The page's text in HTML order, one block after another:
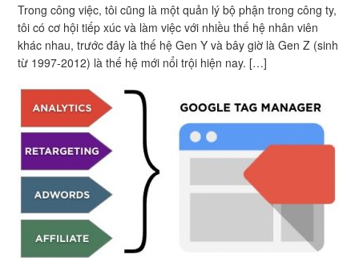
Trong công việc, tôi cũng là một quản lý bộ phận trong công ty,
tôi có cơ hội tiếp xúc và làm việc với nhiều thế hệ nhân viên
khác nhau, trước đây là thế hệ Gen Y và bây giờ là Gen Z (sinh
từ 1997-2012) là thế hệ mới nổi trội hiện nay. […]